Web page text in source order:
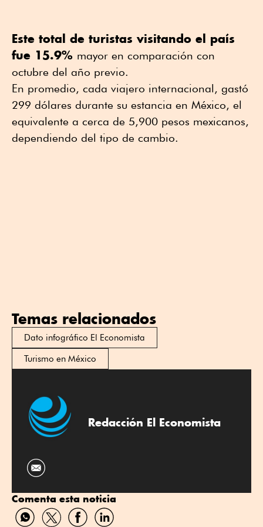
Este total de turistas visitando el país
fue 15.9% mayor en comparación con
octubre del año previo.
En promedio, cada viajero internacional, gastó
299 dólares durante su estancia en México, el
equivalente a cerca de 5,900 pesos mexicanos,
dependiendo del tipo de cambio.
Temas relacionados
Dato infográfico El Economista
Turismo en México
Redacción El Economista
Comenta esta noticia
CompartirCompartirCompartirCompartir